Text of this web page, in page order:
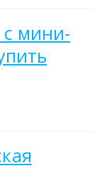
мини-